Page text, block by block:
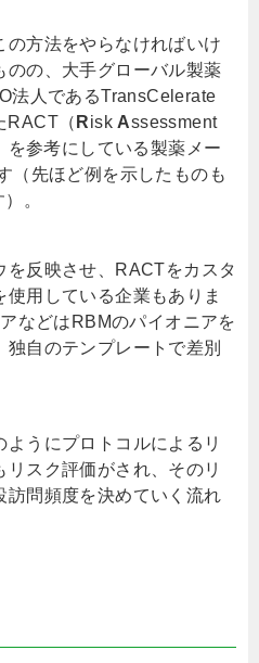
の方法をやらなければいけ
のの、大手グローバル製薬
法人であるTransCelerate
RACT （ Risk Assessment
を参考にしている製薬メー
（先ほど例を示したものも
。
反映させ、 RACTをカスタ
用している企業もありま
などはRBMのパイオニアを
自のテンプレートで差別
うにプロトコルによるリ
スク評価がされ、そのリ
訪問頻度を決めていく流れ